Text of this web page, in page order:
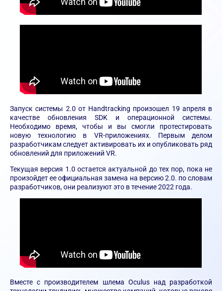
Запуск системы 2.0 от Handtracking произошел 19 апреля в
качестве обновления SDK и операционной системы.
Необходимо время, чтобы и вы смогли протестировать
новую технологию в VR-приложениях. Первым делом
разработчикам следует активировать их и опубликовать ряд
обновлений для приложений VR.
Текущая версия 1.0 остается актуальной до тех пор, пока не
произойдет ее официальная замена на версию 2.0. по словам
разработчиков, они реализуют это в течение 2022 года.
Вместе с производителем шлема Oculus над разработкой